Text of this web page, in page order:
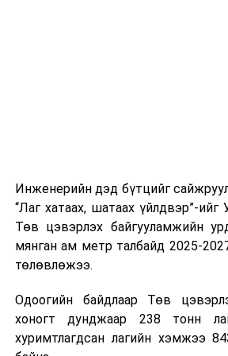
өдөр тутмын ажлын бэлэн
практик ур чадварыг сургалтын
Сургалтыг танилцуулах лекц,
жишээнд суурилсан сургалт,
танилцах, онцгой нөхцөлд
онол, практик хосолсон
байна.
Инженерийн дэд бүтцийг
“Лаг хатаах, шатаах үйлдвэр”-ийг
Төв цэвэрлэх байгууламжийн
мянган ам метр талбайд 2025-
төлөвлөжээ.
Одоогийн байдлаар Төв
хоногт дунджаар 238 тонн
хуримтлагдсан лагийн хэмжээ